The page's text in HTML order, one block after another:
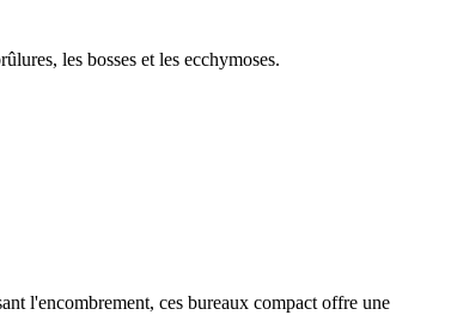
les bosses et les ecchymoses.
l'encombrement, ces bureaux compact offre une